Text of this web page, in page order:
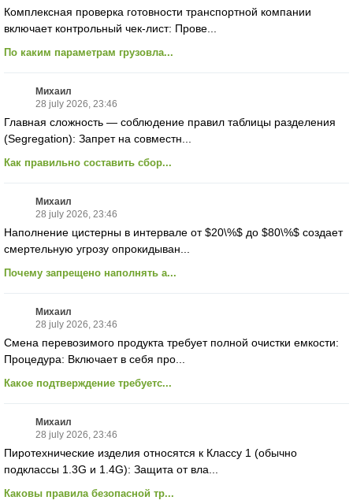
Комплексная проверка готовности транспортной компании
включает контрольный чек-лист: Прове...
По каким параметрам грузовла...
Михаил
28 july 2026, 23:46
Главная сложность — соблюдение правил таблицы разделения
(Segregation): Запрет на совместн...
Как правильно составить сбор...
Михаил
28 july 2026, 23:46
Наполнение цистерны в интервале от $20\%$ до $80\%$ создает
смертельную угрозу опрокидыван...
Почему запрещено наполнять а...
Михаил
28 july 2026, 23:46
Смена перевозимого продукта требует полной очистки емкости:
Процедура: Включает в себя про...
Какое подтверждение требуетс...
Михаил
28 july 2026, 23:46
Пиротехнические изделия относятся к Классу 1 (обычно
подклассы 1.3G и 1.4G): Защита от вла...
Каковы правила безопасной тр...